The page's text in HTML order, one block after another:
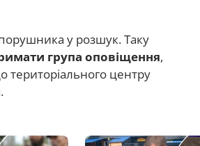
у розшук. Таку
група оповіщення,
територіального центру